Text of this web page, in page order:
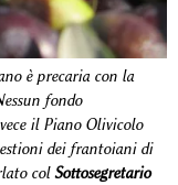
è precaria con la
fondo
il Piano Olivicolo
dei frantoiani di
colSottosegretario